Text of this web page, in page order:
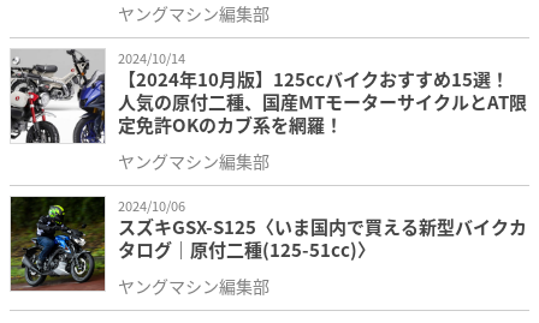
ヤングマシン編集部
2024/10/14
【2024年10月版】125ccバイクおすすめ15選！
人気の原付二種、国産MTモーターサイクルとAT限
定免許OKのカブ系を網羅！
ヤングマシン編集部
2024/10/06
スズキGSX-S125〈いま国内で買える新型バイクカ
タログ｜原付二種(125-51cc)〉
ヤングマシン編集部